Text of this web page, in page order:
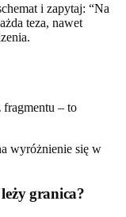
i zapytaj: “Na
teza, nawet
fragmentu – to
wyróżnienie się w
granica?